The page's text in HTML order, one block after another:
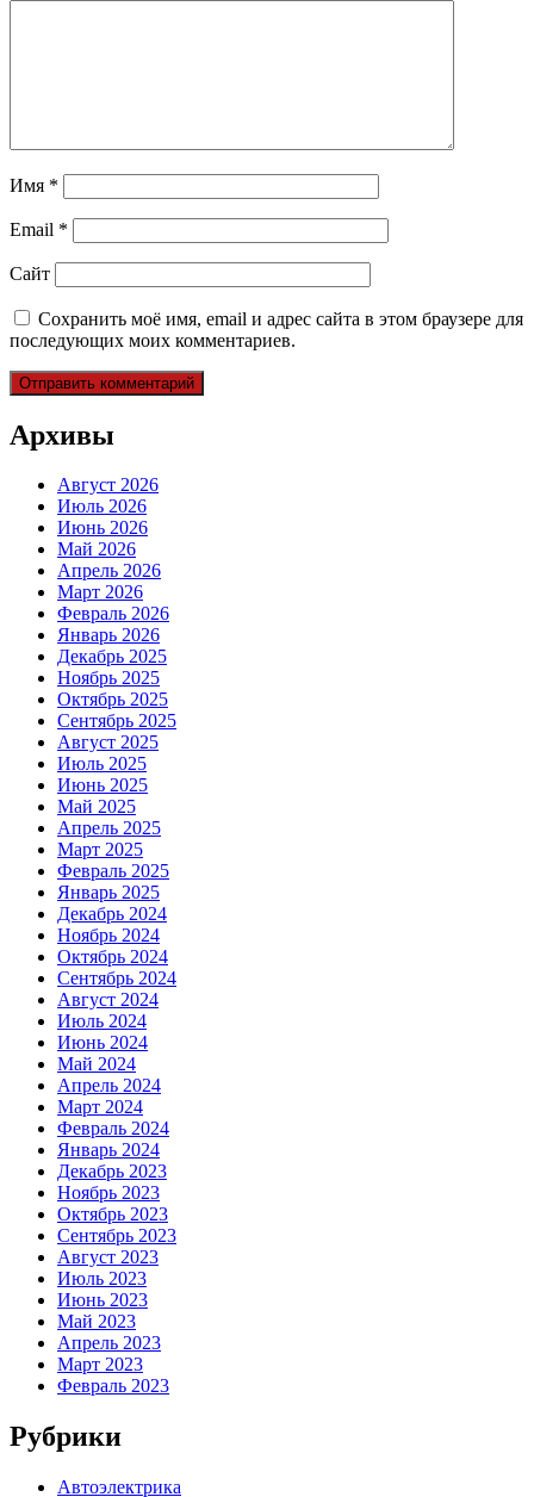
Имя *
Email *
Сайт
Сохранить моё имя, email и адрес сайта в этом браузере для
последующих моих комментариев.
Архивы
Август 2026
Июль 2026
Июнь 2026
Май 2026
Апрель 2026
Март 2026
Февраль 2026
Январь 2026
Декабрь 2025
Ноябрь 2025
Октябрь 2025
Сентябрь 2025
Август 2025
Июль 2025
Июнь 2025
Май 2025
Апрель 2025
Март 2025
Февраль 2025
Январь 2025
Декабрь 2024
Ноябрь 2024
Октябрь 2024
Сентябрь 2024
Август 2024
Июль 2024
Июнь 2024
Май 2024
Апрель 2024
Март 2024
Февраль 2024
Январь 2024
Декабрь 2023
Ноябрь 2023
Октябрь 2023
Сентябрь 2023
Август 2023
Июль 2023
Июнь 2023
Май 2023
Апрель 2023
Март 2023
Февраль 2023
Рубрики
Автоэлектрика